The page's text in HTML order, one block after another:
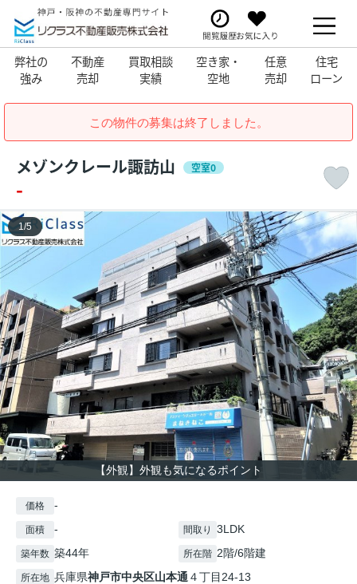
弊社の
強み
不動産
売却
買取相談
実績
空き家・
空地
任意
売却
住宅
ローン
この物件の募集は終了しました。
メゾンクレール諏訪山 空室0
-
【外観】外観も気になるポイント
1/5
価格 -
面積 - 間取り 3LDK
築年数 築44年 所在階 2階/6階建
所在地 兵庫県神戸市中央区山本通 ４丁目24-13